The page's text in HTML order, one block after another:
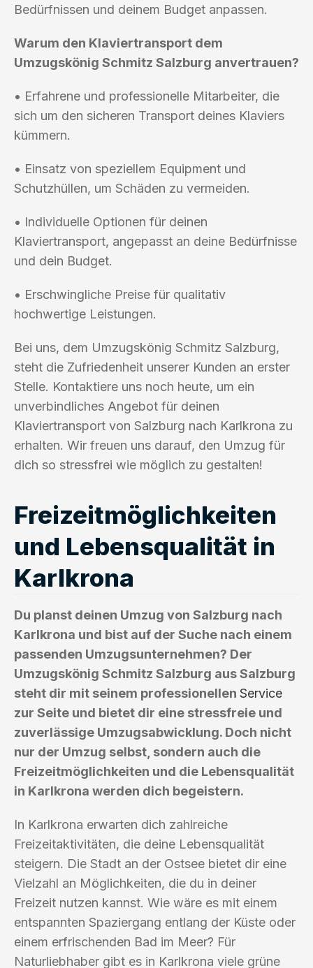
Bedürfnissen und deinem Budget anpassen.
Warum den Klaviertransport dem
Umzugskönig Schmitz Salzburg anvertrauen?
• Erfahrene und professionelle Mitarbeiter, die
sich um den sicheren Transport deines Klaviers
kümmern.
• Einsatz von speziellem Equipment und
Schutzhüllen, um Schäden zu vermeiden.
• Individuelle Optionen für deinen
Klaviertransport, angepasst an deine Bedürfnisse
und dein Budget.
• Erschwingliche Preise für qualitativ
hochwertige Leistungen.
Bei uns, dem Umzugskönig Schmitz Salzburg,
steht die Zufriedenheit unserer Kunden an erster
Stelle. Kontaktiere uns noch heute, um ein
unverbindliches Angebot für deinen
Klaviertransport von Salzburg nach Karlkrona zu
erhalten. Wir freuen uns darauf, den Umzug für
dich so stressfrei wie möglich zu gestalten!
Freizeitmöglichkeiten
und Lebensqualität in
Karlkrona
Du planst deinen Umzug von Salzburg nach
Karlkrona und bist auf der Suche nach einem
passenden Umzugsunternehmen? Der
Umzugskönig Schmitz Salzburg aus Salzburg
steht dir mit seinem professionellen Service
zur Seite und bietet dir eine stressfreie und
zuverlässige Umzugsabwicklung. Doch nicht
nur der Umzug selbst, sondern auch die
Freizeitmöglichkeiten und die Lebensqualität
in Karlkrona werden dich begeistern.
In Karlkrona erwarten dich zahlreiche
Freizeitaktivitäten, die deine Lebensqualität
steigern. Die Stadt an der Ostsee bietet dir eine
Vielzahl an Möglichkeiten, die du in deiner
Freizeit nutzen kannst. Wie wäre es mit einem
entspannten Spaziergang entlang der Küste oder
einem erfrischenden Bad im Meer? Für
Naturliebhaber gibt es in Karlkrona viele grüne